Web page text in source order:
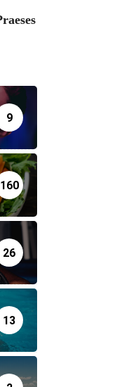
9
160
26
13